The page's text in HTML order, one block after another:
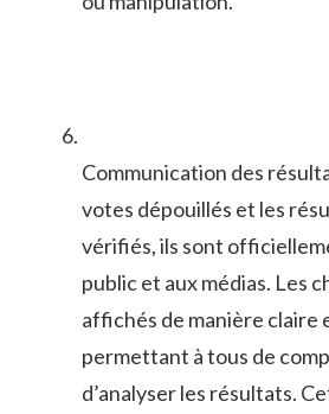
Communication⁤ des
votes ‌dépouillés et les
vérifiés, ils⁣ sont
public et aux médias. Les
affichés de manière claire⁢
permettant à tous de
d’analyser les résultats.